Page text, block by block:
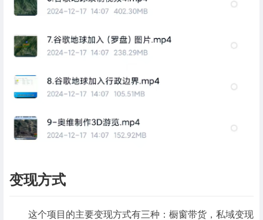
变现方式
这个项目的主要变现方式有三种：橱窗带货，私域变现